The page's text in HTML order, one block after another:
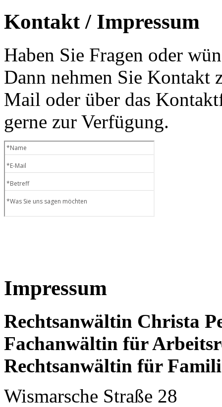
Kontakt / Impressum
Haben Sie Fragen oder
Dann nehmen Sie Kontakt
Mail oder über das
gerne zur Verfügung.
Impressum
Rechtsanwältin Christa
Fachanwältin für
Rechtsanwältin für
Wismarsche Straße 28